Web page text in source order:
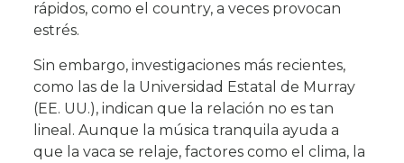
rápidos, como el country, a veces provocan
estrés.
Sin embargo, investigaciones más recientes,
como las de la Universidad Estatal de Murray
(EE. UU.), indican que la relación no es tan
lineal. Aunque la música tranquila ayuda a
que la vaca se relaje, factores como el clima, la